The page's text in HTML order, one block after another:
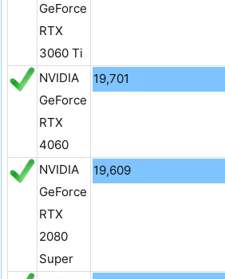
GeForce
RTX
3060 Ti
NVIDIA
GeForce
RTX
4060
19,701
NVIDIA
GeForce
RTX
2080
Super
19,609